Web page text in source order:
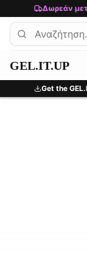
Μετάβαση στο
Δωρεάν
GEL.IT.UP
Get the